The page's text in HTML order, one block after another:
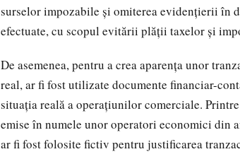
surselor impozabile și omiterea evidențierii în
efectuate, cu scopul evitării plății taxelor și
De asemenea, pentru a crea aparența unor
real, ar fi fost utilizate documente financiar-
situația reală a operațiunilor comerciale.
emise în numele unor operatori economici din
ar fi fost folosite fictiv pentru justificarea